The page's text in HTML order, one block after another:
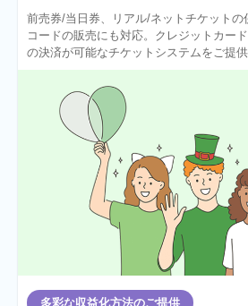
前売券/当日券、リアル/ネットチケット
コードの販売にも対応。クレジットカー
の決済が可能なチケットシステムをご提供
多彩な収益化方法のご提供